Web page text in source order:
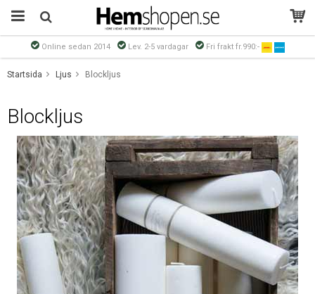
Online sedan 2014 Lev. 2-5 vardagar Fri frakt fr.990:-
Startsida Ljus Blockljus
Blockljus